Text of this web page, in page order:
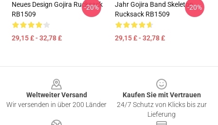
Neues Design Gojira Rucksack
RB1509
29,15 £ - 32,78 £
-20%
Jahr Gojira Band Skeleton
Rucksack RB1509
29,15 £ - 32,78 £
-20%
Weltweiter Versand
Wir versenden in über 200 Länder
Kaufen Sie mit Vertrauen
24/7 Schutz von Klicks bis zur
Lieferung